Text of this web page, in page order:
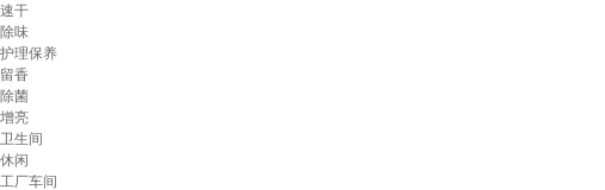
速干
除味
护理保养
留香
除菌
增亮
卫生间
休闲
工厂车间